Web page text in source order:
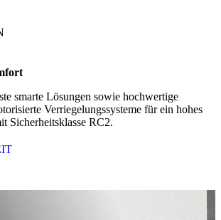
smarte Lösungen sowie hochwertige
Verriegelungssysteme für ein hohes
Sicherheitsklasse RC2.